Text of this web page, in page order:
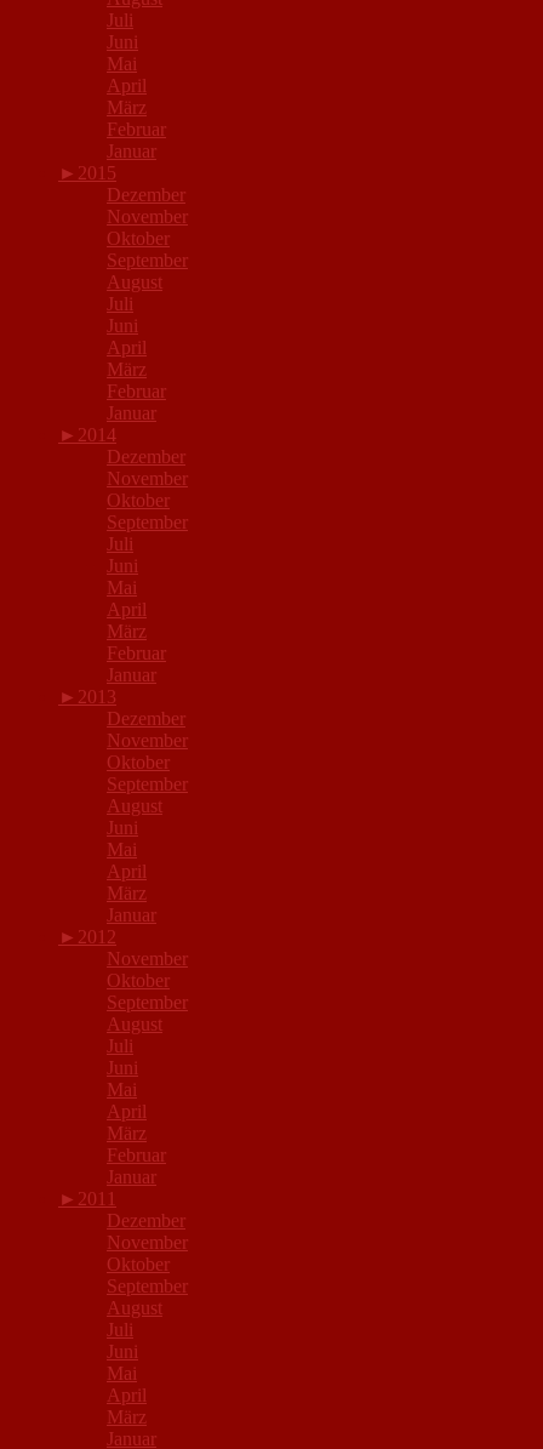
Juli
Juni
Mai
April
März
Februar
Januar
► 2015
Dezember
November
Oktober
September
August
Juli
Juni
April
März
Februar
Januar
► 2014
Dezember
November
Oktober
September
Juli
Juni
Mai
April
März
Februar
Januar
► 2013
Dezember
November
Oktober
September
August
Juni
Mai
April
März
Januar
► 2012
November
Oktober
September
August
Juli
Juni
Mai
April
März
Februar
Januar
► 2011
Dezember
November
Oktober
September
August
Juli
Juni
Mai
April
März
Januar